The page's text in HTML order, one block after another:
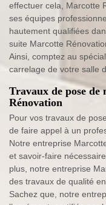
effectuer cela, Marcotte
ses équipes
hautement qualifiées
suite Marcotte
Ainsi, comptez au
carrelage de votre salle
Travaux de pose de
Rénovation
Pour vos travaux de
de faire appel à un
Notre entreprise
et savoir-faire
plus, notre entreprise
des travaux de qualité
Sachez que, notre